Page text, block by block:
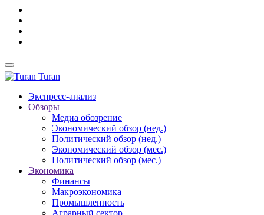
Turan
Экспресс-анализ
Обзоры
Медиа обозрение
Экономический обзор (нед.)
Политический обзор (нед.)
Экономический обзор (мес.)
Политический обзор (мес.)
Экономика
Финансы
Макроэкономика
Промышленность
Аграрный сектор